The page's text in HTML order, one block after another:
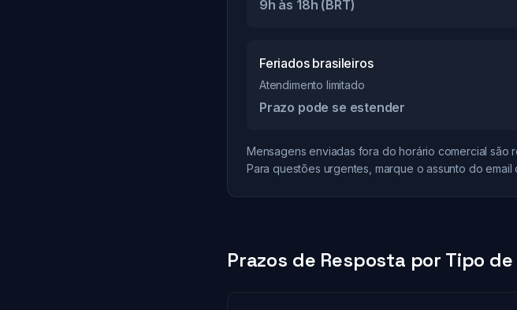
9h às 18h (BRT)
Feriados brasileiros
Atendimento limitado
Prazo pode se estender
Mensagens enviadas fora do horário comercial são
Para questões urgentes, marque o assunto do email
Prazos de Resposta por Tipo